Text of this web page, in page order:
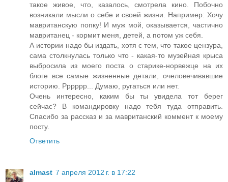
такое живое, что, казалось, смотрела кино. Побочно
возникали мысли о себе и своей жизни. Например: Хочу
мавританскую попку! И муж мой, оказывается, частично
мавританец - кормит меня, детей, а потом уж себя.
А истории надо бы издать, хотя с тем, что такое цензура,
сама столкнулась только что - какая-то музейная крыса
выбросила из моего поста о старике-норвежце на их
блоге все самые жизненные детали, очеловечивавшие
историю. Рррррр... Думаю, ругаться или нет.
Очень интересно, каким бы ты увидела тот берег
сейчас? В командировку надо тебя туда отправить.
Спасибо за рассказ и за мавританский коммент к моему
посту.
Ответить
almast 7 апреля 2012 г. в 17:22